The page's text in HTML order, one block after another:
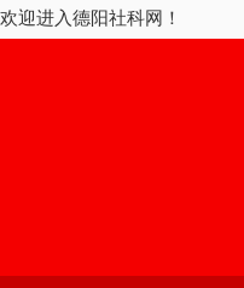
欢迎进入德阳社科网！